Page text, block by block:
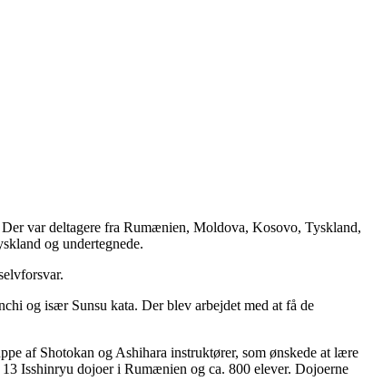
var deltagere fra Rumænien, Moldova, Kosovo, Tyskland,
og undertegnede.
og især Sunsu kata. Der blev arbejdet med at få de
af Shotokan og Ashihara instruktører, som ønskede at lære
Isshinryu dojoer i Rumænien og ca. 800 elever. Dojoerne